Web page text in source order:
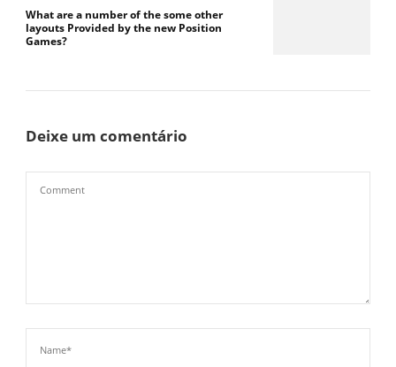
What are a number of the some other
layouts Provided by the new Position
Games?
Deixe um comentário